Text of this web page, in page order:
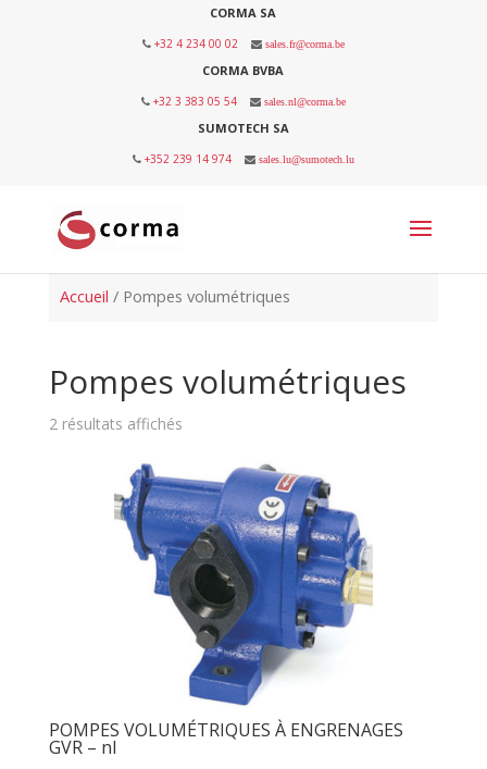
CORMA SA
+32 4 234 00 02 sales.fr@corma.be
CORMA BVBA
+32 3 383 05 54 sales.nl@corma.be
SUMOTECH SA
+352 239 14 974 sales.lu@sumotech.lu
Accueil / Pompes volumétriques
Pompes volumétriques
2 résultats affichés
POMPES VOLUMÉTRIQUES À ENGRENAGES
GVR – nl